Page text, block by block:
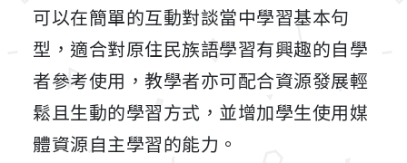
可以在簡單的互動對談當中學習基本句
型，適合對原住民族語學習有興趣的自學
者參考使用，教學者亦可配合資源發展輕
鬆且生動的學習方式，並增加學生使用媒
體資源自主學習的能力。